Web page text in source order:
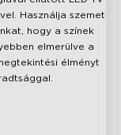
Használja szemet
hogy a színek
elmerülve a
élményt